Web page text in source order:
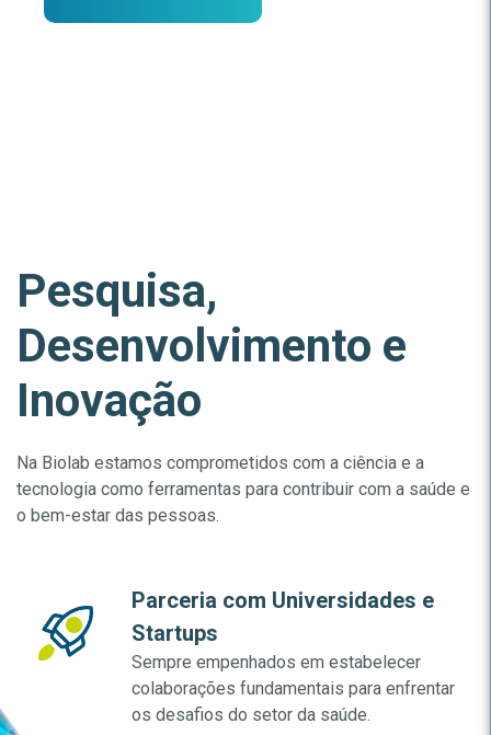
Pesquisa,
Desenvolvimento e
Inovação
Na Biolab estamos comprometidos com a ciência e a
tecnologia como ferramentas para contribuir com a saúde e
o bem-estar das pessoas.
Parceria com Universidades e
Startups
Sempre empenhados em estabelecer
colaborações fundamentais para enfrentar
os desafios do setor da saúde.